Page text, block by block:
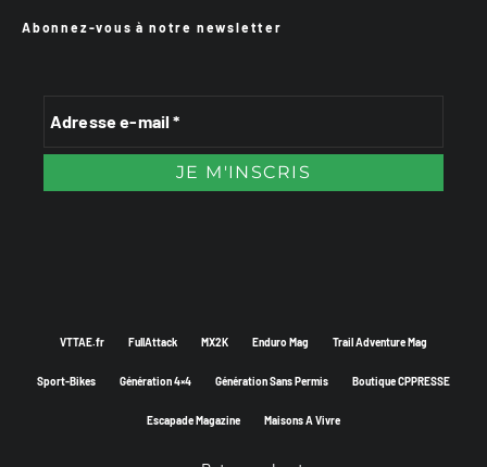
Abonnez-vous à notre newsletter
VTTAE.fr FullAttack MX2K Enduro Mag Trail Adventure Mag
Sport-Bikes Génération 4×4 Génération Sans Permis Boutique CPPRESSE
Escapade Magazine Maisons A Vivre